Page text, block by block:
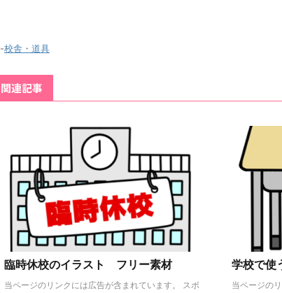
-校舎・道具
関連記事
臨時休校のイラスト フリー素材
当ページのリンクには広告が含まれています。 スポ
学校で使
当ページの